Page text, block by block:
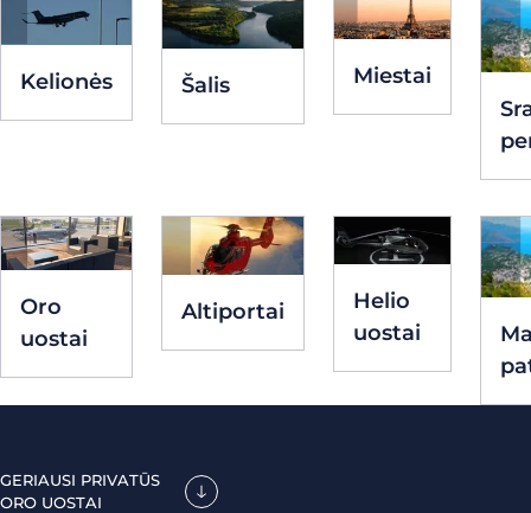
Kelionės Šalis
Miestai
Oro
uostai
Altiportai
Helio
uostai
GERIAUSI PRIVATŪS
ORO UOSTAI